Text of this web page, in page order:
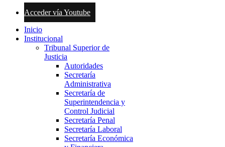
Acceder vía Youtube
Inicio
Institucional
Tribunal Superior de
Justicia
Autoridades
Secretaría
Administrativa
Secretaría de
Superintendencia y
Control Judicial
Secretaría Penal
Secretaría Laboral
Secretaría Económica